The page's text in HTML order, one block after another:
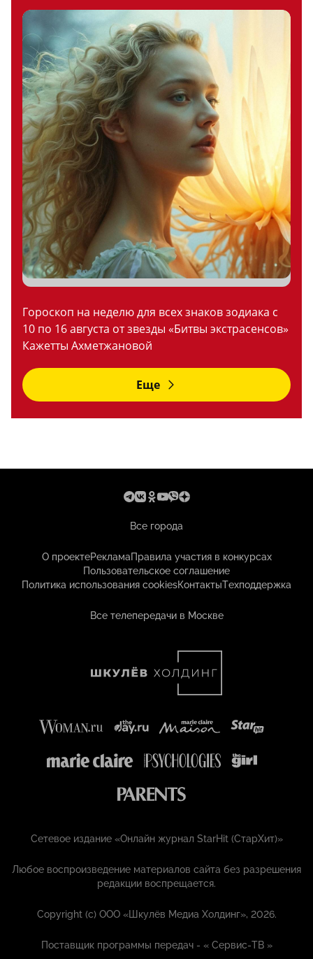
Гороскоп на неделю для всех знаков зодиака с
10 по 16 августа от звезды «Битвы экстрасенсов»
Кажетты Ахметжановой
Еще
Все города
О проектеРекламаПравила участия в конкурсах
Пользовательское соглашение
Политика использования cookiesКонтактыТехподдержка
Все телепередачи в Москве
Сетевое издание «Онлайн журнал StarHit (СтарХит)»
Любое воспроизведение материалов сайта без разрешения
редакции воспрещается.
Copyright (с) ООО «Шкулёв Медиа Холдинг», 2026.
Поставщик программы передач - «Сервис-ТВ »